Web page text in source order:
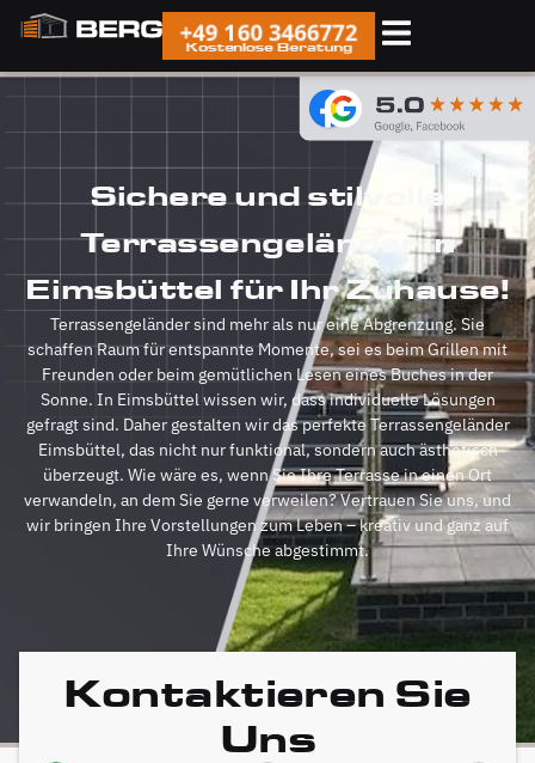
+49 160 3466772
Kostenlose Beratung
Sichere und stilvolle
Terrassengeländer in
Eimsbüttel für Ihr Zuhause!
Terrassengeländer sind mehr als nur eine Abgrenzung. Sie
schaffen Raum für entspannte Momente, sei es beim Grillen mit
Freunden oder beim gemütlichen Lesen eines Buches in der
Sonne. In Eimsbüttel wissen wir, dass individuelle Lösungen
gefragt sind. Daher gestalten wir das perfekte Terrassengeländer
Eimsbüttel, das nicht nur funktional, sondern auch ästhetisch
überzeugt. Wie wäre es, wenn Sie Ihre Terrasse in einen Ort
verwandeln, an dem Sie gerne verweilen? Vertrauen Sie uns, und
wir bringen Ihre Vorstellungen zum Leben – kreativ und ganz auf
Ihre Wünsche abgestimmt.
Kontaktieren Sie
Uns